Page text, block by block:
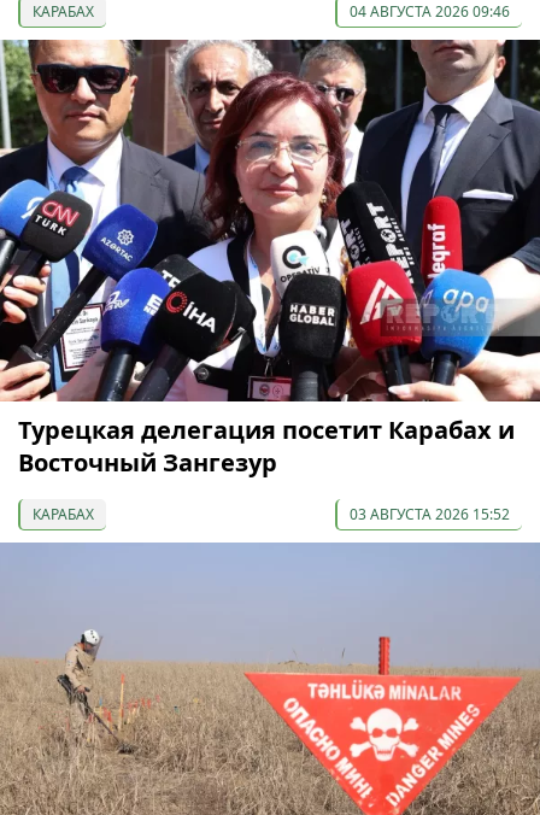
КАРАБАХ 04 АВГУСТА 2026 09:46
Турецкая делегация посетит Карабах и
Восточный Зангезур
КАРАБАХ 03 АВГУСТА 2026 15:52